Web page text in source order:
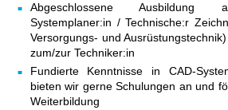
Abgeschlossene Ausbildung
Systemplaner:in / Technische:r
Versorgungs- und
zum/zur Techniker:in
Fundierte Kenntnisse in
bieten wir gerne Schulungen an und
Weiterbildung